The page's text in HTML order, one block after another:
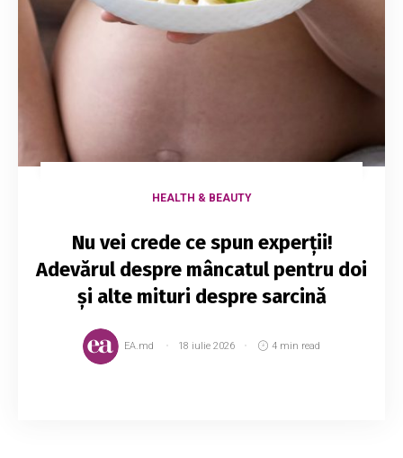
HEALTH & BEAUTY
Nu vei crede ce spun experții!
Adevărul despre mâncatul pentru doi
și alte mituri despre sarcină
EA.md 18 iulie 2026 4 min read